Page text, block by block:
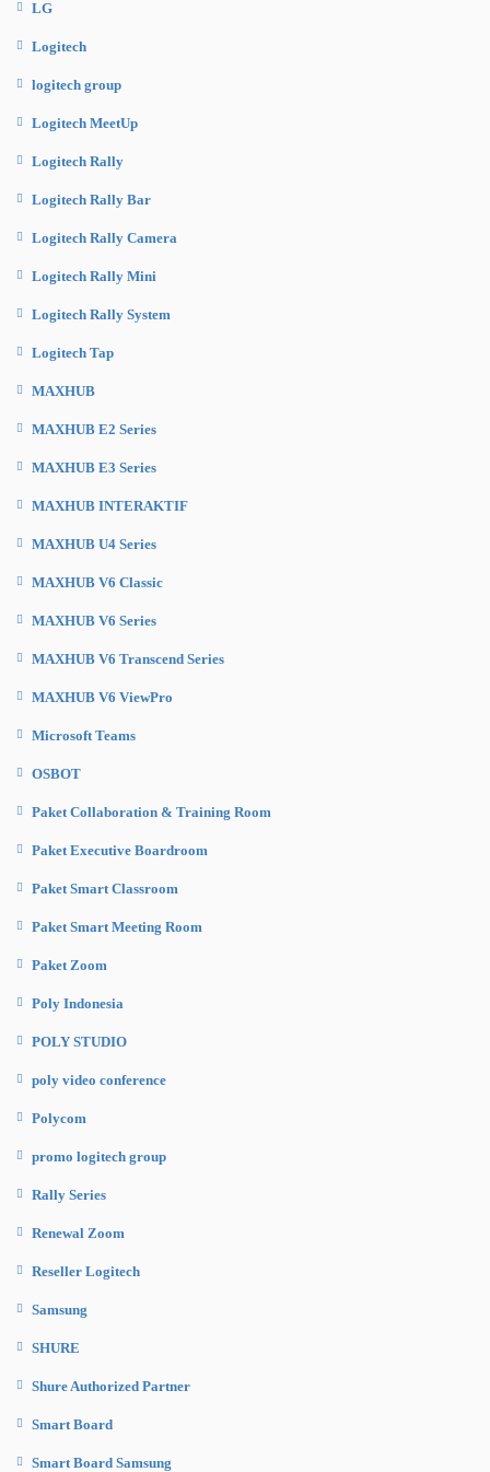
LG
Logitech
logitech group
Logitech MeetUp
Logitech Rally
Logitech Rally Bar
Logitech Rally Camera
Logitech Rally Mini
Logitech Rally System
Logitech Tap
MAXHUB
MAXHUB E2 Series
MAXHUB E3 Series
MAXHUB INTERAKTIF
MAXHUB U4 Series
MAXHUB V6 Classic
MAXHUB V6 Series
MAXHUB V6 Transcend Series
MAXHUB V6 ViewPro
Microsoft Teams
OSBOT
Paket Collaboration & Training Room
Paket Executive Boardroom
Paket Smart Classroom
Paket Smart Meeting Room
Paket Zoom
Poly Indonesia
POLY STUDIO
poly video conference
Polycom
promo logitech group
Rally Series
Renewal Zoom
Reseller Logitech
Samsung
SHURE
Shure Authorized Partner
Smart Board
Smart Board Samsung